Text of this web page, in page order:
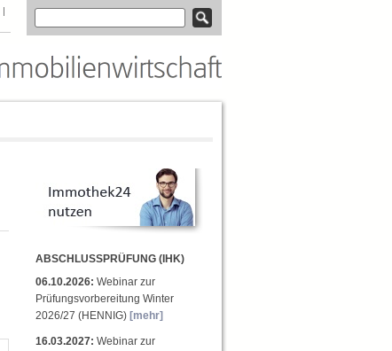
|
ABSCHLUSSPRÜFUNG (IHK)
06.10.2026: Webinar zur
Prüfungsvorbereitung Winter
2026/27 (HENNIG) [mehr]
16.03.2027: Webinar zur